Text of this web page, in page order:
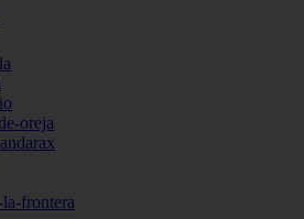
oreja
frontera